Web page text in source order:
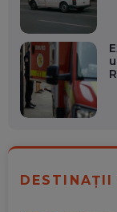
DESTINAȚII